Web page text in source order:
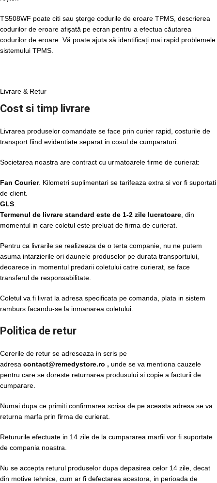
TS508WF poate citi sau șterge codurile de eroare TPMS, descrierea
codurilor de eroare afișată pe ecran pentru a efectua căutarea
codurilor de eroare. Vă poate ajuta să identificați mai rapid problemele
sistemului TPMS.
Livrare & Retur
Cost si timp livrare
Livrarea produselor comandate se face prin curier rapid, costurile de
transport fiind evidentiate separat in cosul de cumparaturi.
Societarea noastra are contract cu urmatoarele firme de curierat:
Fan Courier. Kilometri suplimentari se tarifeaza extra si vor fi suportati
de client.
GLS
Termenul de livrare standard este de 1-2 zile lucratoare , din
momentul in care coletul este preluat de firma de curierat.
Pentru ca livrarile se realizeaza de o terta companie, nu ne putem
asuma intarzierile ori daunele produselor pe durata transportului,
deoarece in momentul predarii coletului catre curierat, se face
transferul de responsabilitate.
Coletul va fi livrat la adresa specificata pe comanda, plata in sistem
ramburs facandu-se la inmanarea coletului.
Politica de retur
Cererile de retur se adreseaza in scris pe
adresa contact@remedystore.ro , unde se va mentiona cauzele
pentru care se doreste returnarea produsului si copie a facturii de
cumparare.
Numai dupa ce primiti confirmarea scrisa de pe aceasta adresa se va
returna marfa prin firma de curierat.
Retururile efectuate in 14 zile de la cumpararea marfii vor fi suportate
de compania noastra.
Nu se accepta returul produselor dupa depasirea celor 14 zile, decat
din motive tehnice, cum ar fi defectarea acestora, in perioada de